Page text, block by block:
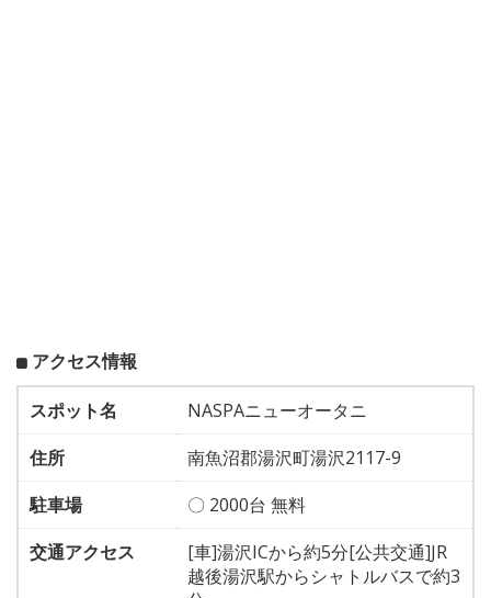
アクセス情報
スポット名
NASPAニューオータニ
住所
南魚沼郡湯沢町湯沢2117-9
駐車場
〇 2000台 無料
交通アクセス
[車]湯沢ICから約5分[公共交通]JR
越後湯沢駅からシャトルバスで約3